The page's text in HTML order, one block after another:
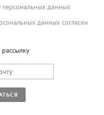
персональных данных
данных согласен